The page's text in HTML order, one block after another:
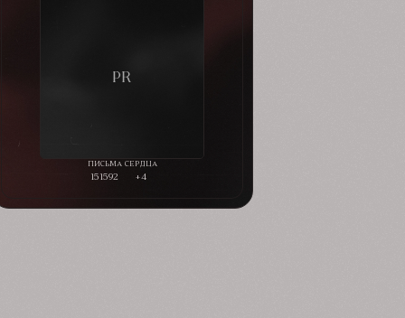
151592 +4